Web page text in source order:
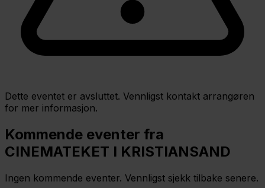
Dette eventet er avsluttet. Vennligst kontakt arrangøren
for mer informasjon.
Kommende eventer fra
CINEMATEKET I KRISTIANSAND
Ingen kommende eventer. Vennligst sjekk tilbake senere.